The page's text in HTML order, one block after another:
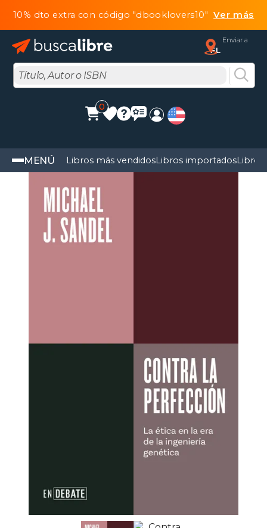
10% dto extra con código "dbooklovers10"Ver más
Enviar a
FL
0
MENÚ Libros más vendidosLibros importadosLibros